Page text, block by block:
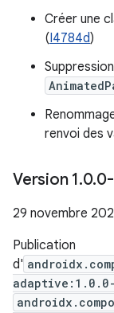
Créer une
(I4784d)
renvoi des
Version 1.0.
29 novembre
Publication
d'